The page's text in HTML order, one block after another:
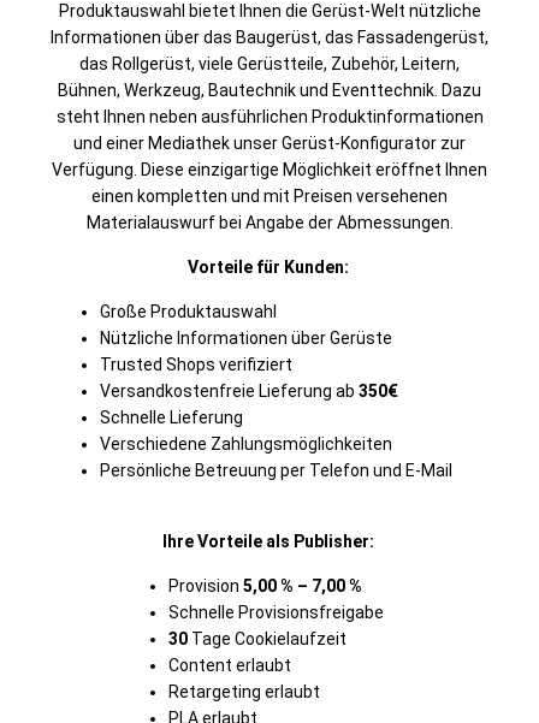
Produktauswahl bietet Ihnen die Gerüst-Welt nützliche
Informationen über das Baugerüst, das Fassadengerüst,
das Rollgerüst, viele Gerüstteile, Zubehör, Leitern,
Bühnen, Werkzeug, Bautechnik und Eventtechnik. Dazu
steht Ihnen neben ausführlichen Produktinformationen
und einer Mediathek unser Gerüst-Konfigurator zur
Verfügung. Diese einzigartige Möglichkeit eröffnet Ihnen
einen kompletten und mit Preisen versehenen
Materialauswurf bei Angabe der Abmessungen.
Vorteile für Kunden:
Große Produktauswahl
Nützliche Informationen über Gerüste
Trusted Shops verifiziert
Versandkostenfreie Lieferung ab 350€
Schnelle Lieferung
Verschiedene Zahlungsmöglichkeiten
Persönliche Betreuung per Telefon und E-Mail
Ihre Vorteile als Publisher:
Provision 5,00 % – 7,00 %
Schnelle Provisionsfreigabe
30 Tage Cookielaufzeit
Content erlaubt
Retargeting erlaubt
PLA erlaubt